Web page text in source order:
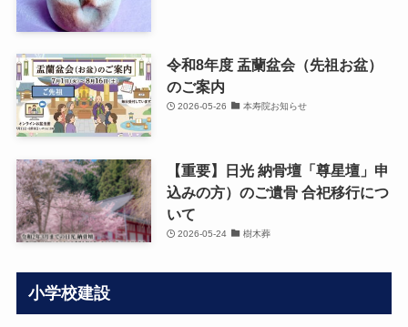
令和8年度 盂蘭盆会（先祖お盆）
のご案内
2026-05-26 本寿院お知らせ
【重要】日光 納骨壇「尊星壇」申
込みの方）のご遺骨 合祀移行につ
いて
2026-05-24 樹木葬
小学校建設